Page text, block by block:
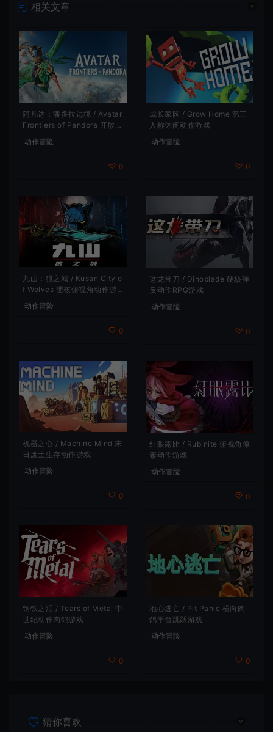
相关文章
阿凡达：潘多拉边境 / Avatar
Frontiers of Pandora 开放世
动作冒险
0
成长家园 / Grow Home 第三
人称休闲动作游戏
动作冒险
0
九山：狼之城 / Kusan City o
f Wolves 硬核俯视角动作游
动作冒险
0
这龙带刀 / Dinoblade 硬核弹
反动作RPG游戏
动作冒险
0
机器之心 / Machine Mind 末
日废土生存动作游戏
动作冒险
0
红眼露比 / Rubinite 俯视角像
素动作游戏
动作冒险
0
钢铁之泪 / Tears of Metal 中
世纪动作肉鸽游戏
动作冒险
0
地心逃亡 / Pit Panic 横向肉
鸽平台跳跃游戏
动作冒险
0
猜你喜欢